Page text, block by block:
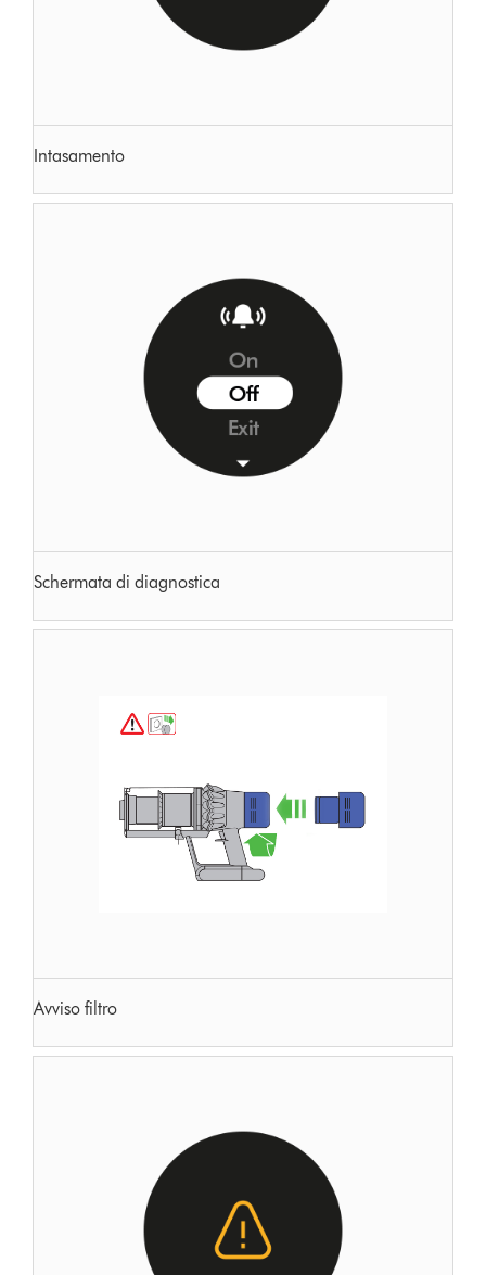
Intasamento
Schermata di diagnostica
Avviso filtro